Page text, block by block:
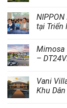
tại Triển
Mimosa
–
Vani
Khu